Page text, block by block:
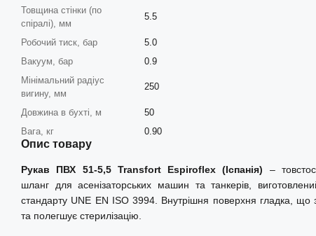
Товщина стінки (по
спіралі), мм
5.5
Робочий тиск, бар
5.0
Вакуум, бар
0.9
Мінімальний радіус
вигину, мм
250
Довжина в бухті, м
50
Вага, кг
0.90
Опис товару
Рукав ПВХ 51-5,5 Transfort Espiroflex (Іспанія) –
шланг для асенізаторських машин та танкерів,
стандарту UNE EN ISO 3994. Внутрішня поверхня гладка, що
та полегшує стерилізацію.